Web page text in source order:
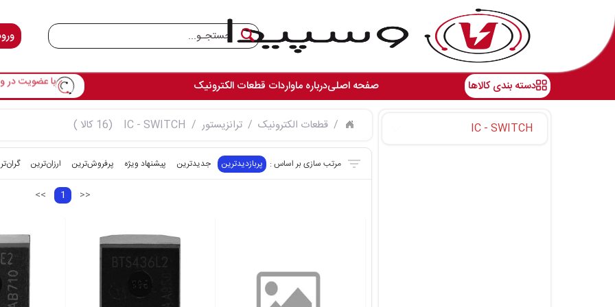
دسته بندی کالاها صفحه اصلیدرباره ماواردات قطعات الکترونیک
تمامی
قطعات الکترونیک ترانزیستور IC - SWITCH (16 کالا )
پربازدیدترین جدیدترین پیشنهاد ویژه پرفروش‌ترین‌ ارزان‌ترین
<< 1 >>
IC - SWITCH